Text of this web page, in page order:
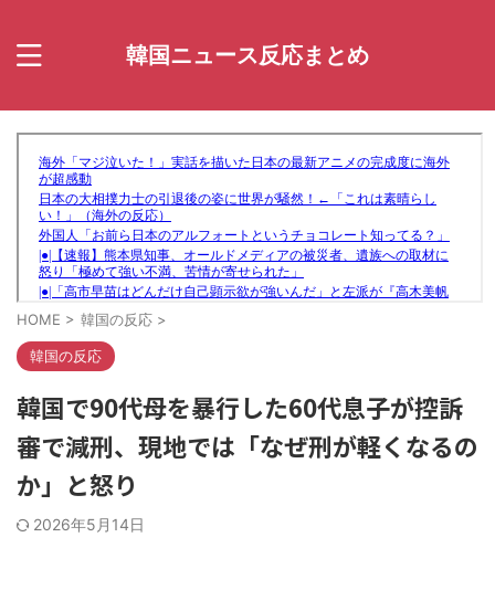
韓国ニュース反応まとめ
HOME > 韓国の反応 >
韓国の反応
韓国で90代母を暴行した60代息子が控訴
審で減刑、現地では「なぜ刑が軽くなるの
か」と怒り
2026年5月14日